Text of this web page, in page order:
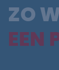
ZO
EEN